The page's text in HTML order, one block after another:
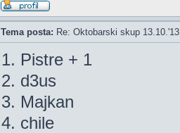
Tema posta: Re: Oktobarski skup
1. Pistre + 1
2. d3us
3. Majkan
4. chile